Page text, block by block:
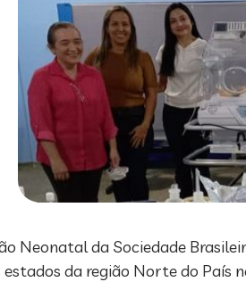
Neonatal da Sociedade
estados da região Norte do